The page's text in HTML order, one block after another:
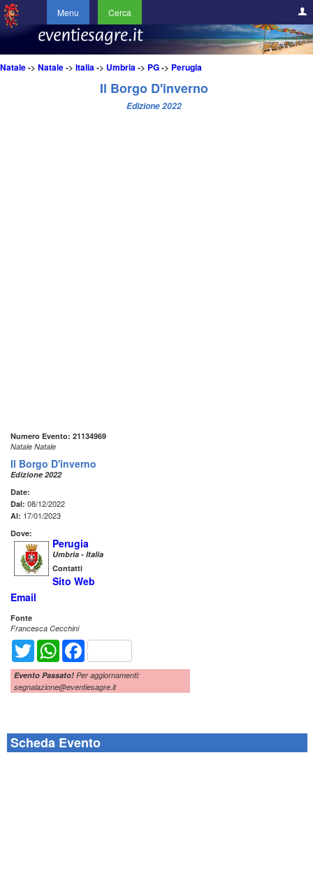
Menu Cerca
Natale-> Natale-> Italia-> Umbria-> PG-> Perugia
Il Borgo D'inverno
Edizione 2022
Numero Evento: 21134969
Natale Natale
Il Borgo D'inverno
Edizione 2022
Date:
Dal: 08/12/2022
Al: 17/01/2023
Dove:
Perugia
Umbria - Italia
Contatti
Sito Web
Email
Fonte
Francesca Cecchini
Twitter WhatsAppFacebook
Evento Passato! Per aggiornamenti:
segnalazione@eventiesagre.it
Scheda Evento